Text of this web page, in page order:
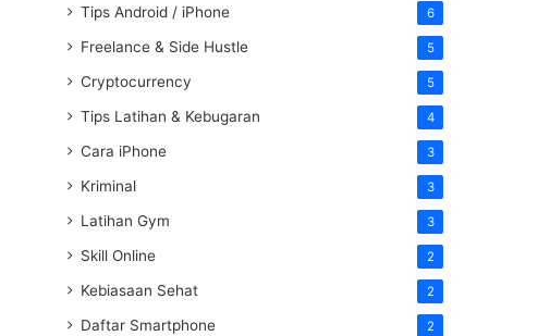
Tips Android / iPhone 6
Freelance & Side Hustle 5
Cryptocurrency 5
Tips Latihan & Kebugaran 4
Cara iPhone 3
Kriminal 3
Latihan Gym 3
Skill Online 2
Kebiasaan Sehat 2
Daftar Smartphone 2